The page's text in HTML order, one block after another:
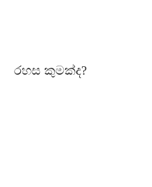
රහස කුමක්ද?